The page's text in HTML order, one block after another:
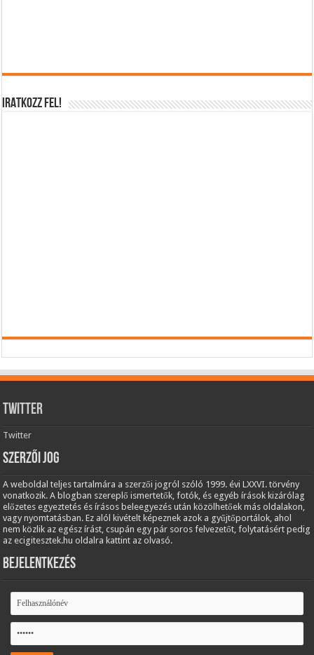
IRATKOZZ FEL!
Twitter
Twitter
Szerzői jog
A weboldal teljes tartalmára a szerzői jogról szóló 1999. évi LXXVI. törvény
vonatkozik. A blogban szereplő ismertetők, fotók, és egyéb írások kizárólag
előzetes egyeztetés és írásos beleegyezés után közölhetőek más oldalakon,
vagy nyomtatásban. Ez alól kivételt képeznek azok a gyűjtőportálok, ahol
nem közlik az egész írást, csupán egy pár soros felvezetőt, folytatásért pedig
az ecigitesztek.hu oldalra kattint az olvasó.
Bejelentkezés